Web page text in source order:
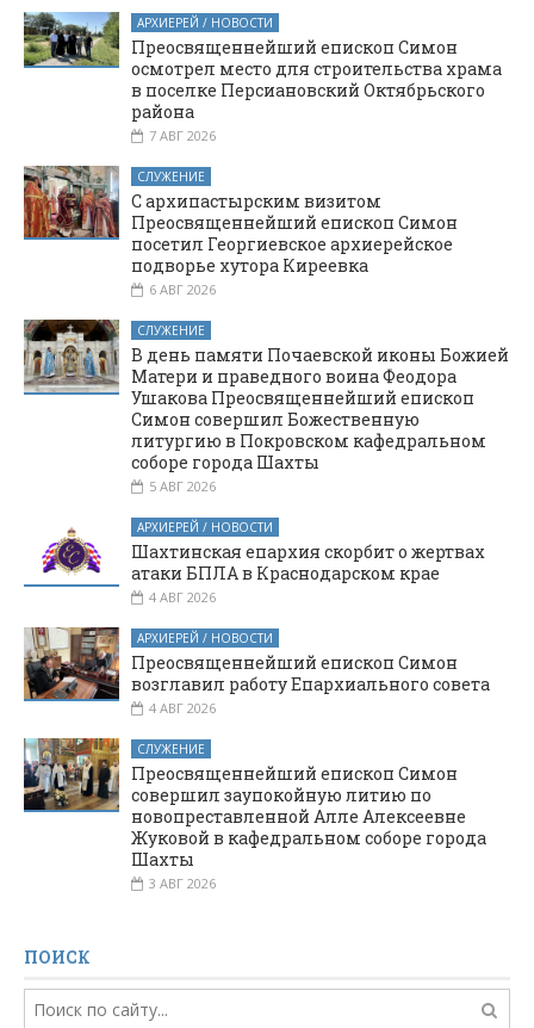
крестный ход из
станицы Боковской
АРХИЕРЕЙ / НОВОСТИ
Преосвященнейший епископ Симон
осмотрел место для строительства храма
в поселке Персиановский Октябрьского
района
7 АВГ 2026
СЛУЖЕНИЕ
С архипастырским визитом
Преосвященнейший епископ Симон
посетил Георгиевское архиерейское
подворье хутора Киреевка
6 АВГ 2026
СЛУЖЕНИЕ
В день памяти Почаевской иконы Божией
Матери и праведного воина Феодора
Ушакова Преосвященнейший епископ
Симон совершил Божественную
литургию в Покровском кафедральном
соборе города Шахты
5 АВГ 2026
АРХИЕРЕЙ / НОВОСТИ
Шахтинская епархия скорбит о жертвах
атаки БПЛА в Краснодарском крае
4 АВГ 2026
АРХИЕРЕЙ / НОВОСТИ
Преосвященнейший епископ Симон
возглавил работу Епархиального совета
4 АВГ 2026
СЛУЖЕНИЕ
Преосвященнейший епископ Симон
совершил заупокойную литию по
новопреставленной Алле Алексеевне
Жуковой в кафедральном соборе города
Шахты
3 АВГ 2026
ПОИСК